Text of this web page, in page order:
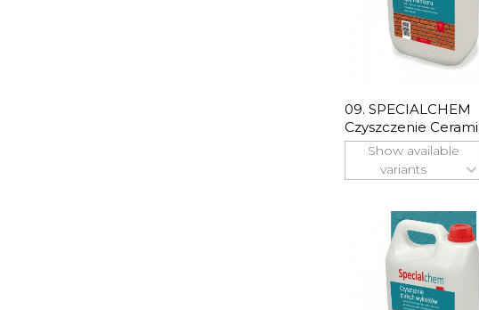
09. SPECIALCHEM
Czyszczenie
Klinkierów
Show available
variants